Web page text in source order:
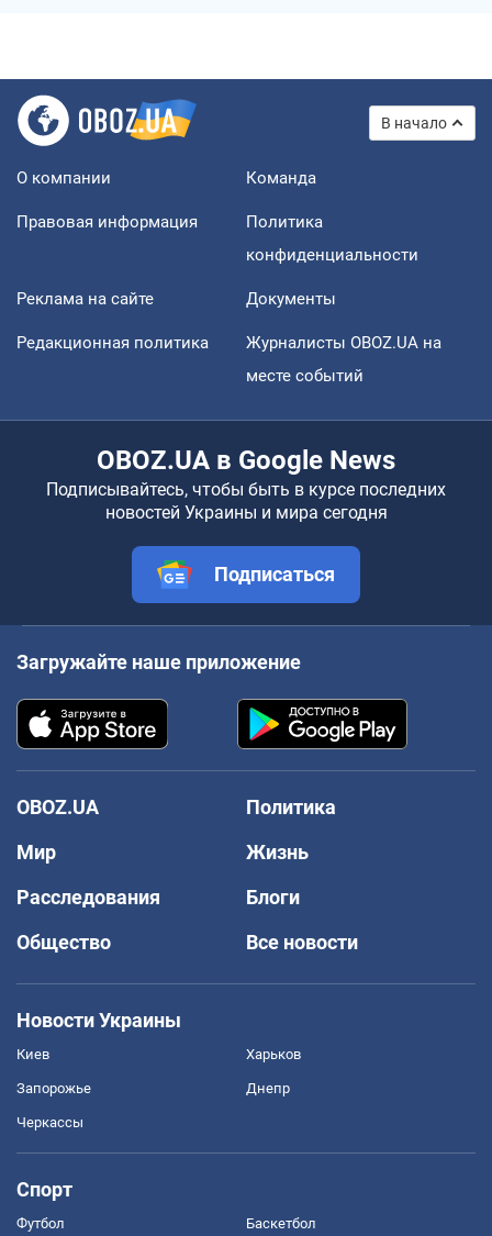
В начало
О компании Команда
Правовая информация
Политика
конфиденциальности
Реклама на сайте Документы
Редакционная политика
Журналисты OBOZ.UA на
месте событий
OBOZ.UA в Google News
Подписывайтесь, чтобы быть в курсе последних
новостей Украины и мира сегодня
Подписаться
Загружайте наше приложение
OBOZ.UA
Политика
Мир
Жизнь
Расследования
Блоги
Общество
Все новости
Новости Украины
Киев Харьков
Запорожье Днепр
Черкассы
Спорт
Футбол Баскетбол